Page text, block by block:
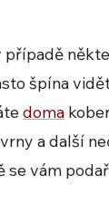
případě
špína
doma
a další
se vám